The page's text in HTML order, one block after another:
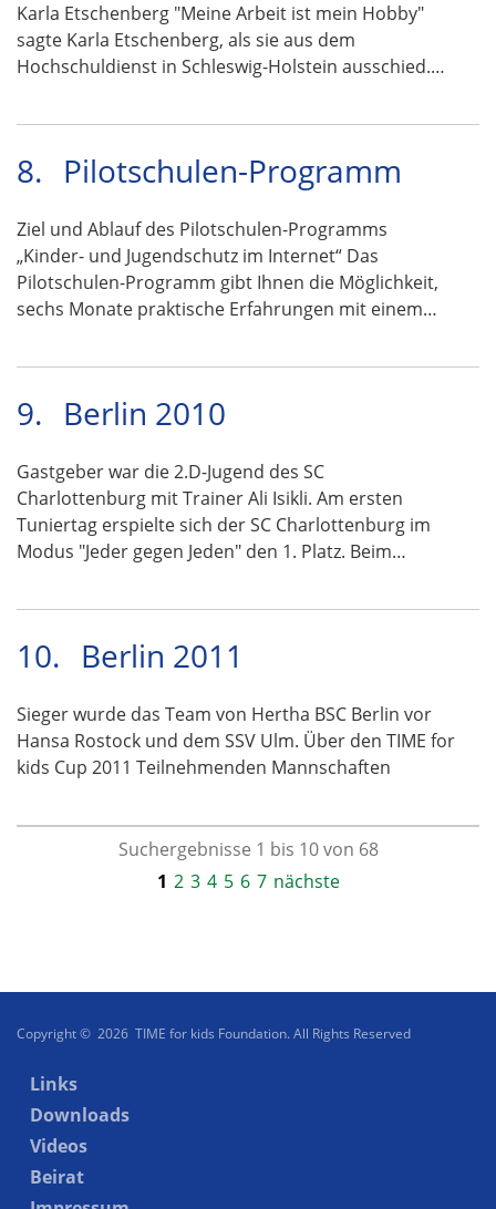
Karla Etschenberg "Meine Arbeit ist mein Hobby"
sagte Karla Etschenberg, als sie aus dem
Hochschuldienst in Schleswig-Holstein ausschied.…
8. Pilotschulen-Programm
Ziel und Ablauf des Pilotschulen-Programms
„Kinder- und Jugendschutz im Internet“ Das
Pilotschulen-Programm gibt Ihnen die Möglichkeit,
sechs Monate praktische Erfahrungen mit einem…
9. Berlin 2010
Gastgeber war die 2.D-Jugend des SC
Charlottenburg mit Trainer Ali Isikli. Am ersten
Tuniertag erspielte sich der SC Charlottenburg im
Modus "Jeder gegen Jeden" den 1. Platz. Beim…
10. Berlin 2011
Sieger wurde das Team von Hertha BSC Berlin vor
Hansa Rostock und dem SSV Ulm. Über den TIME for
kids Cup 2011 Teilnehmenden Mannschaften
Suchergebnisse 1 bis 10 von 68
1 2 3 4 5 6 7 nächste
Copyright © 2026 TIME for kids Foundation. All Rights Reserved
Links
Downloads
Videos
Beirat